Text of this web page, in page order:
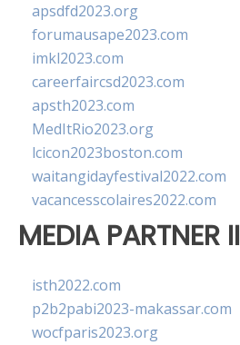
apsdfd2023.org
forumausape2023.com
imkl2023.com
careerfaircsd2023.com
apsth2023.com
MedItRio2023.org
lcicon2023boston.com
waitangidayfestival2022.com
vacancesscolaires2022.com
MEDIA PARTNER II
isth2022.com
p2b2pabi2023-makassar.com
wocfparis2023.org